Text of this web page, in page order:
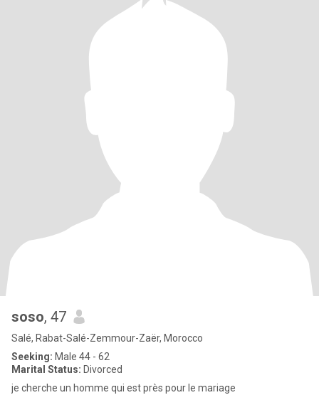
soso, 47
Salé, Rabat-Salé-Zemmour-Zaër, Morocco
Seeking: Male 44 - 62
Marital Status: Divorced
je cherche un homme qui est près pour le mariage